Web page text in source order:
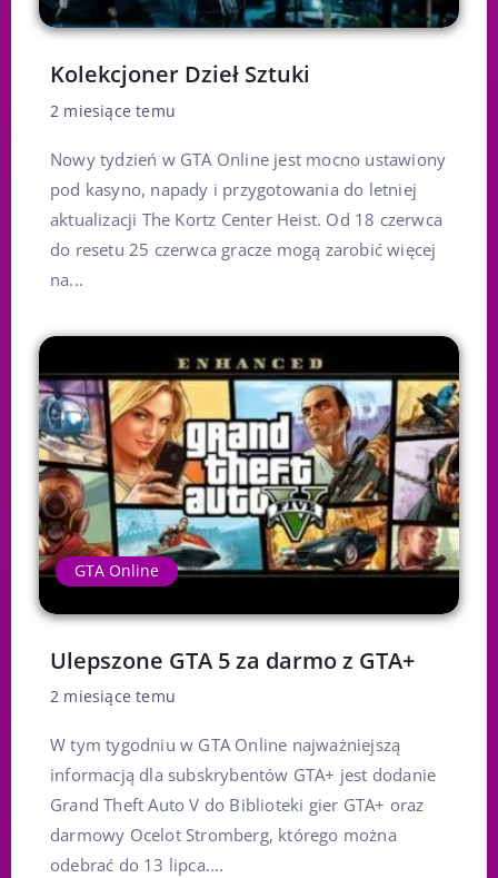
Kolekcjoner Dzieł Sztuki
2 miesiące temu
Nowy tydzień w GTA Online jest mocno ustawiony
pod kasyno, napady i przygotowania do letniej
aktualizacji The Kortz Center Heist. Od 18 czerwca
do resetu 25 czerwca gracze mogą zarobić więcej
na...
GTA Online
Ulepszone GTA 5 za darmo z GTA+
2 miesiące temu
W tym tygodniu w GTA Online najważniejszą
informacją dla subskrybentów GTA+ jest dodanie
Grand Theft Auto V do Biblioteki gier GTA+ oraz
darmowy Ocelot Stromberg, którego można
odebrać do 13 lipca....